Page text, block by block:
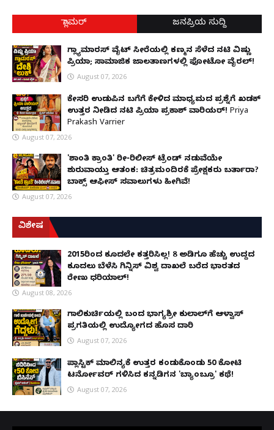
ಗ್ಲಾಮರ್ ಜನಪ್ರಿಯ ಸುದ್ದಿ
ಗ್ಲ್ಯಾಮಾರಸ್ ವೈಟ್‌ ಸೀರೆಯಲ್ಲಿ ಕಣ್ಮನ ಸೆಳೆದ ನಟಿ ವಿಷ್ಣು
ಪ್ರಿಯಾ; ಸಾಮಾಜಿಕ ಜಾಲತಾಣಗಳಲ್ಲಿ ಫೋಟೋ ವೈರಲ್!
August 07, 2026
ಕೇಸರಿ ಉಡುಪಿನ ಬಗೆಗೆ ಕೇಳಿದ ಮಾಧ್ಯಮದ ಪ್ರಶ್ನೆಗೆ ಖಡಕ್
ಉತ್ತರ ನೀಡಿದ ನಟಿ ಪ್ರಿಯಾ ಪ್ರಕಾಶ್ ವಾರಿಯರ್! Priya
Prakash Varrier
August 07, 2026
'ಶಾಂತಿ ಕ್ರಾಂತಿ' ರೀ-ರಿಲೀಸ್ ಟ್ರೆಂಡ್ ನಡುವೆಯೇ
ಶುರುವಾಯ್ತು ಆತಂಕ: ಚಿತ್ರಮಂದಿರಕ್ಕೆ ಪ್ರೇಕ್ಷಕರು ಬರ್ತಾರಾ?
ಬಾಕ್ಸ್ ಆಫೀಸ್ ಸವಾಲುಗಳು ಹೀಗಿವೆ!
August 07, 2026
ವಿಶೇಷ
2015ರಿಂದ ಕೂದಲೇ ಕತ್ತರಿಸಿಲ್ಲ! 8 ಅಡಿಗೂ ಹೆಚ್ಚು ಉದ್ದದ
ಕೂದಲು ಬೆಳೆಸಿ ಗಿನ್ನಿಸ್ ವಿಶ್ವ ದಾಖಲೆ ಬರೆದ ಭಾರತದ
ರೇಣು ಧರಿಯಾಲ್!
August 08, 2026
ಗಾಲಿಕುರ್ಚಿಯಲ್ಲಿ ಬಂದ ಭಾಗ್ಯಶ್ರೀ ಕುಲಾಲ್‌ಗೆ ಆಳ್ವಾಸ್
ಪ್ರಗತಿಯಲ್ಲಿ ಉದ್ಯೋಗದ ಹೊಸ ದಾರಿ
August 07, 2026
ಪ್ಲಾಸ್ಟಿಕ್ ಮಾಲಿನ್ಯಕ್ಕೆ ಉತ್ತರ ಕಂಡುಕೊಂಡು ₹50 ಕೋಟಿ
ಟರ್ನೋವರ್ ಗಳಿಸಿದ ಕನ್ನಡಿಗನ 'ಬ್ಯಾಂಬ್ರೂ' ಕಥೆ!
August 07, 2026